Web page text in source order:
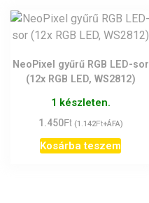
NeoPixel gyűrű RGB LED-sor
(12x RGB LED, WS2812)
1 készleten.
1.450Ft (1.142Ft+ÁFA)
Kosárba teszem